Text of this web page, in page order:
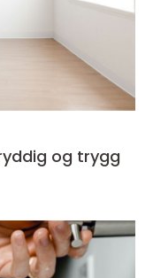
og trygg